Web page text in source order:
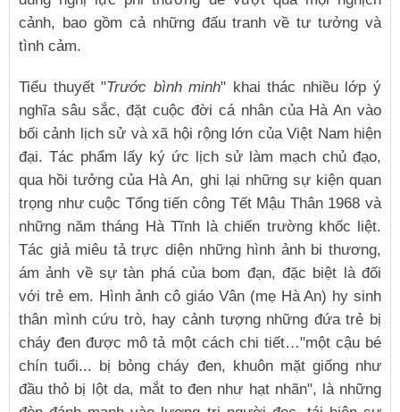
cảnh, bao gồm cả những đấu tranh về tư tưởng và
tình cảm.
Tiểu thuyết "Trước bình minh" khai thác nhiều lớp ý
nghĩa sâu sắc, đặt cuộc đời cá nhân của Hà An vào
bối cảnh lịch sử và xã hội rộng lớn của Việt Nam hiện
đại. Tác phẩm lấy ký ức lịch sử làm mạch chủ đạo,
qua hồi tưởng của Hà An, ghi lại những sự kiện quan
trọng như cuộc Tổng tiến công Tết Mậu Thân 1968 và
những năm tháng Hà Tĩnh là chiến trường khốc liệt.
Tác giả miêu tả trực diện những hình ảnh bi thương,
ám ảnh về sự tàn phá của bom đạn, đặc biệt là đối
với trẻ em. Hình ảnh cô giáo Vân (mẹ Hà An) hy sinh
thân mình cứu trò, hay cảnh tượng những đứa trẻ bị
cháy đen được mô tả một cách chi tiết…"một cậu bé
chín tuổi... bị bỏng cháy đen, khuôn mặt giống như
đầu thỏ bị lột da, mắt to đen như hạt nhãn", là những